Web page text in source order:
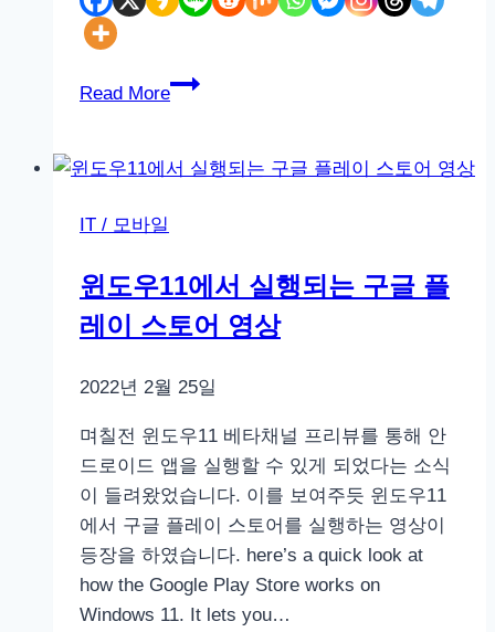
Read More
아
12
아
이
12
로
맥
스
사
전
예
약
IT / 모바일
윈도우11에서 실행되는 구글 플
레이 스토어 영상
2022년 2월 25일
며칠전 윈도우11 베타채널 프리뷰를 통해 안
드로이드 앱을 실행할 수 있게 되었다는 소식
이 들려왔었습니다. 이를 보여주듯 윈도우11
에서 구글 플레이 스토어를 실행하는 영상이
등장을 하였습니다. here’s a quick look at
how the Google Play Store works on
Windows 11. It lets you…